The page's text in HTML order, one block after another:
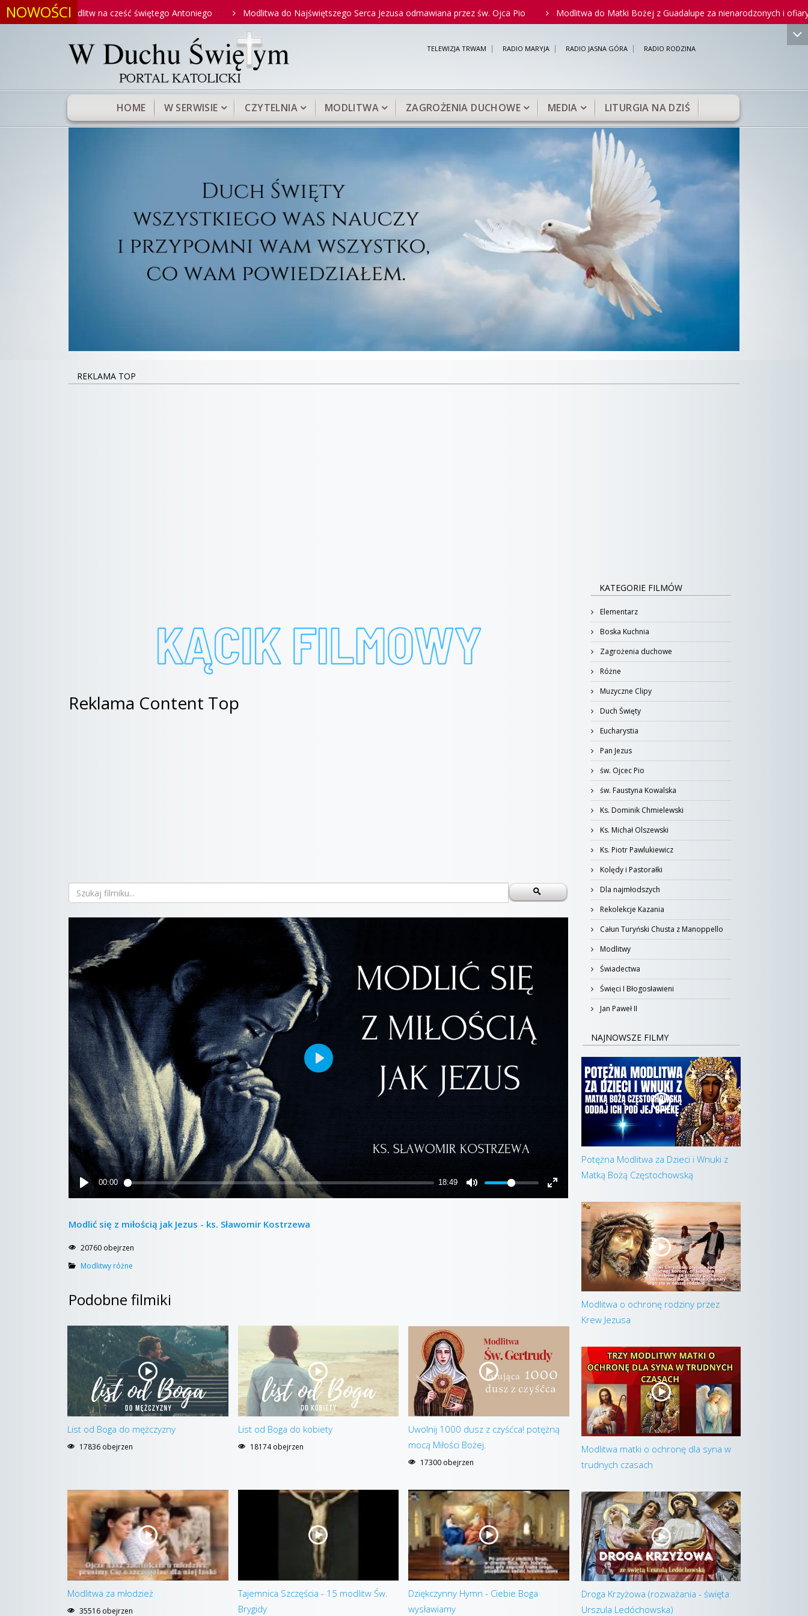
NOWOŚCI
modlitw na cześć świętego Antoniego Modlitwa do Najświętszego Serca Jezusa odmawiana przez św. Ojca Pio Modlitwa do Matki Bożej z Guadalupe za nienarodzonych i ofiary aborcji
TELEWIZJA TRWAM RADIO MARYJA RADIO JASNA GÓRA RADIO RODZINA
HOME W SERWISIE CZYTELNIA MODLITWA ZAGROŻENIA DUCHOWE MEDIA LITURGIA NA DZIŚ
REKLAMA TOP
Reklama Content Top
Modlić się z miłością jak Jezus - ks. Sławomir Kostrzewa
20760 obejrzen
Modlitwy różne
Podobne filmiki
List od Boga do mężczyzny
17836 obejrzen
List od Boga do kobiety
18174 obejrzen
Uwolnij 1000 dusz z czyśćca! potężną
mocą Miłości Bożej.
17300 obejrzen
Modlitwa za młodzież
35516 obejrzen
Tajemnica Szczęścia - 15 modlitw Św.
Brygidy
Dziękczynny Hymn - Ciebie Boga
wysławiamy
KATEGORIE FILMÓW
Elementarz
Boska Kuchnia
Zagrożenia duchowe
Różne
Muzyczne Clipy
Duch Święty
Eucharystia
Pan Jezus
św. Ojcec Pio
św. Faustyna Kowalska
Ks. Dominik Chmielewski
Ks. Michał Olszewski
Ks. Piotr Pawlukiewicz
Kolędy i Pastorałki
Dla najmłodszych
Rekolekcje Kazania
Całun Turyński Chusta z Manoppello
Modlitwy
Świadectwa
Święci I Błogosławieni
Jan Paweł II
NAJNOWSZE FILMY
Potężna Modlitwa za Dzieci i Wnuki z
Matką Bożą Częstochowską
Modlitwa o ochronę rodziny przez
Krew Jezusa
Modlitwa matki o ochronę dla syna w
trudnych czasach
Droga Krzyżowa (rozważania - święta
Urszula Ledóchowska)